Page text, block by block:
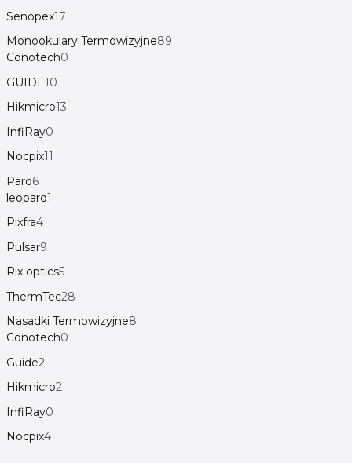
Senopex17
Monookulary Termowizyjne89
Conotech0
GUIDE10
Hikmicro13
InfiRay0
Nocpix11
Pard6
leopard1
Pixfra4
Pulsar9
Rix optics5
ThermTec28
Nasadki Termowizyjne8
Conotech0
Guide2
Hikmicro2
InfiRay0
Nocpix4